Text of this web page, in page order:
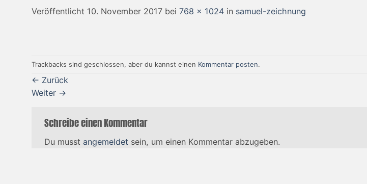
Veröffentlicht 10. November 2017 bei 768 × 1024 in samuel-zeichnung
Trackbacks sind geschlossen, aber du kannst einen Kommentar posten.
← Zurück
Weiter →
Schreibe einen Kommentar
Du musst angemeldet sein, um einen Kommentar abzugeben.